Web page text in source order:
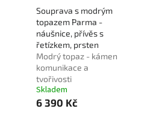
Souprava s modrým
topazem Parma -
náušnice, přívěs s
řetízkem, prsten
Modrý topaz - kámen
komunikace a
tvořivosti
Skladem
6 390 Kč